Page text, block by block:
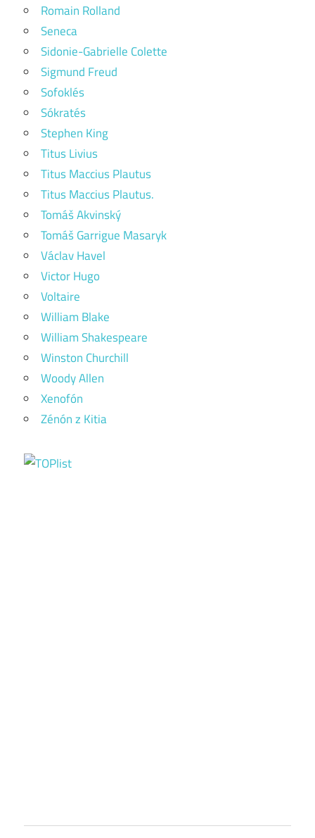
Romain Rolland
Seneca
Sidonie-Gabrielle Colette
Sigmund Freud
Sofoklés
Sókratés
Stephen King
Titus Livius
Titus Maccius Plautus
Titus Maccius Plautus.
Tomáš Akvinský
Tomáš Garrigue Masaryk
Václav Havel
Victor Hugo
Voltaire
William Blake
William Shakespeare
Winston Churchill
Woody Allen
Xenofón
Zénón z Kitia